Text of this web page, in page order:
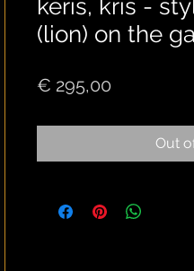
keris, kris -
(lion) on the
€ 295,00
Out